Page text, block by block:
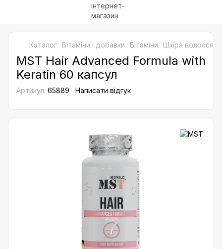
Каталог Bітаміни і добавки Вітаміни Шкіра волосся
MST Hair Advanced Formula with
Keratin 60 капсул
Артикул: 65889 Написати відгук